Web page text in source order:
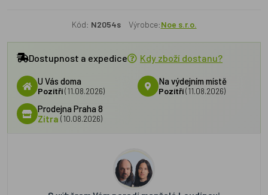
Kód: N2054s Výrobce:Noe s.r.o.
Dostupnost a expedice Kdy zboží dostanu?
U Vás doma
Pozítří(11.08.2026)
Na výdejním místě
Pozítří (11.08.2026)
Prodejna Praha 8
Zítra (10.08.2026)